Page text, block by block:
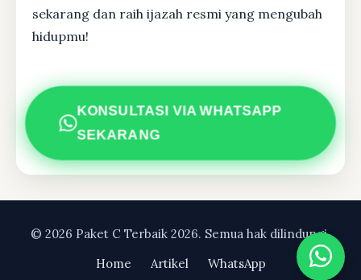
sekarang dan raih ijazah resmi yang mengubah
hidupmu!
KONSULTASI VIA WHATSAPP
SEKARANG
© 2026 Paket C Terbaik 2026. Semua hak dilindungi.
Home
Artikel WhatsApp